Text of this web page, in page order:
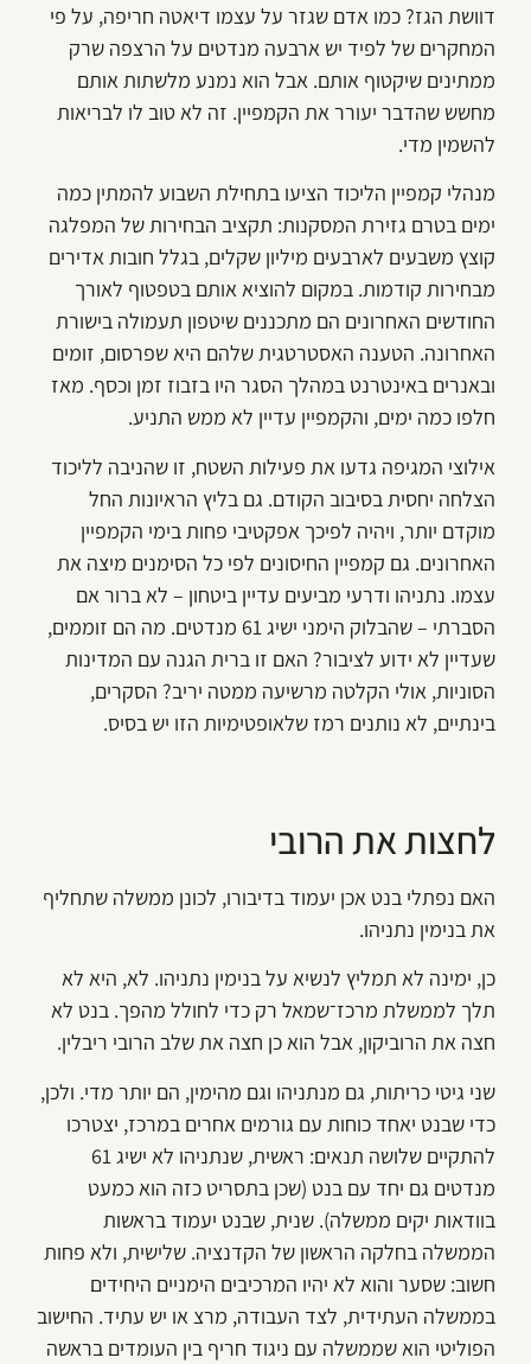
דוושת הגז? כמו אדם שגזר על עצמו דיאטה חריפה, על פי
המחקרים של לפיד יש ארבעה מנדטים על הרצפה שרק
ממתינים שיקטוף אותם. אבל הוא נמנע מלשתות אותם
מחשש שהדבר יעורר את הקמפיין. זה לא טוב לו לבריאות
להשמין מדי.
מנהלי קמפיין הליכוד הציעו בתחילת השבוע להמתין כמה
ימים בטרם גזירת המסקנות: תקציב הבחירות של המפלגה
קוצץ משבעים לארבעים מיליון שקלים, בגלל חובות אדירים
מבחירות קודמות. במקום להוציא אותם בטפטוף לאורך
החודשים האחרונים הם מתכננים שיטפון תעמולה בישורת
האחרונה. הטענה האסטרטגית שלהם היא שפרסום, זומים
ובאנרים באינטרנט במהלך הסגר היו בזבוז זמן וכסף. מאז
חלפו כמה ימים, והקמפיין עדיין לא ממש התניע.
אילוצי המגיפה גדעו את פעילות השטח, זו שהניבה לליכוד
הצלחה יחסית בסיבוב הקודם. גם בליץ הראיונות החל
מוקדם יותר, ויהיה לפיכך אפקטיבי פחות בימי הקמפיין
האחרונים. גם קמפיין החיסונים לפי כל הסימנים מיצה את
עצמו. נתניהו ודרעי מביעים עדיין ביטחון – לא ברור אם
הסברתי – שהבלוק הימני ישיג 61 מנדטים. מה הם זוממים,
שעדיין לא ידוע לציבור? האם זו ברית הגנה עם המדינות
הסוניות, אולי הקלטה מרשיעה ממטה יריב? הסקרים,
בינתיים, לא נותנים רמז שלאופטימיות הזו יש בסיס.
לחצות את הרובי
האם נפתלי בנט אכן יעמוד בדיבורו, לכונן ממשלה שתחליף
את בנימין נתניהו.
כן, ימינה לא תמליץ לנשיא על בנימין נתניהו. לא, היא לא
תלך לממשלת מרכז־שמאל רק כדי לחולל מהפך. בנט לא
חצה את הרוביקון, אבל הוא כן חצה את שלב הרובי ריבלין.
שני גיטי כריתות, גם מנתניהו וגם מהימין, הם יותר מדי. ולכן,
כדי שבנט יאחד כוחות עם גורמים אחרים במרכז, יצטרכו
להתקיים שלושה תנאים: ראשית, שנתניהו לא ישיג 61
מנדטים גם יחד עם בנט (שכן בתסריט כזה הוא כמעט
בוודאות יקים ממשלה). שנית, שבנט יעמוד בראשות
הממשלה בחלקה הראשון של הקדנציה. שלישית, ולא פחות
חשוב: שסער והוא לא יהיו המרכיבים הימניים היחידים
בממשלה העתידית, לצד העבודה, מרצ או יש עתיד. החישוב
הפוליטי הוא שממשלה עם ניגוד חריף בין העומדים בראשה